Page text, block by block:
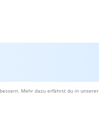
Mehr dazu erfährst du in unserer